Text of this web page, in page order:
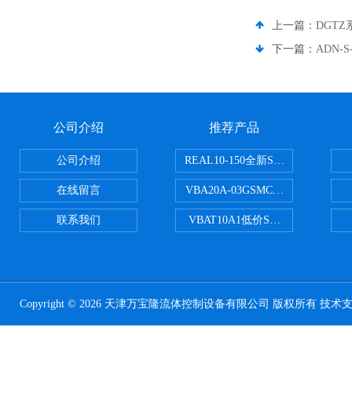
上一篇： DGTZ
下一篇： ADN-
公司介绍
公司介绍
在线留言
联系我们
推荐产品
REAL10-150全新SMC正弦无杆缸
VBA20A-03GSMC增压阀VBA-
VBAT10A1低价SMC储气罐VBAT
Copyright © 2026 天津万宝隆流体控制设备有限公司 版权所有 技术